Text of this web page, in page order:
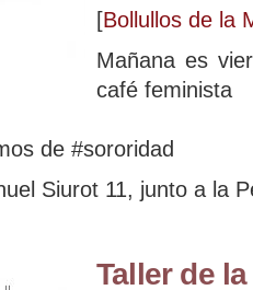
[Bollullos de la
Mañana es
café feminista
de #sororidad
Siurot 11, junto a la
Taller de